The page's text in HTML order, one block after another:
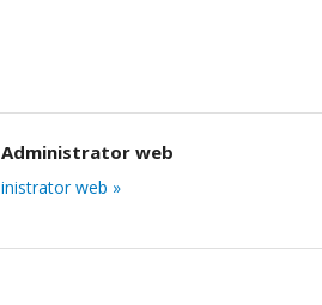
Administrator web
web »